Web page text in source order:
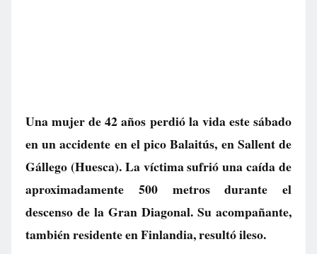
Una mujer de 42 años perdió la vida este sábado
en un accidente en el pico Balaitús, en Sallent de
Gállego (Huesca). La víctima sufrió una caída de
aproximadamente 500 metros durante el
descenso de la Gran Diagonal. Su acompañante,
también residente en Finlandia, resultó ileso.